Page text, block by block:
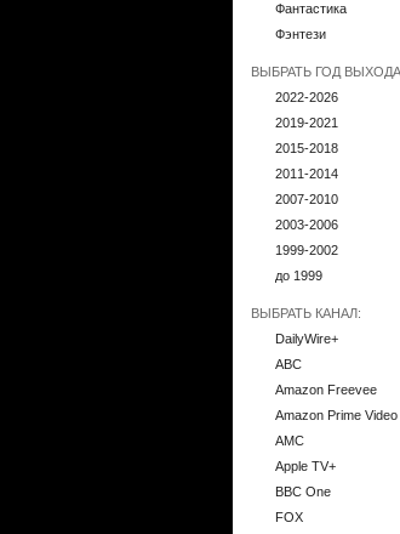
Фантастика
Фэнтези
ВЫБРАТЬ ГОД
2022-2026
2019-2021
2015-2018
2011-2014
2007-2010
2003-2006
1999-2002
до 1999
ВЫБРАТЬ КАНАЛ:
DailyWire+
ABC
Amazon Freevee
Amazon Prime Video
AMC
Apple TV+
BBC One
FOX